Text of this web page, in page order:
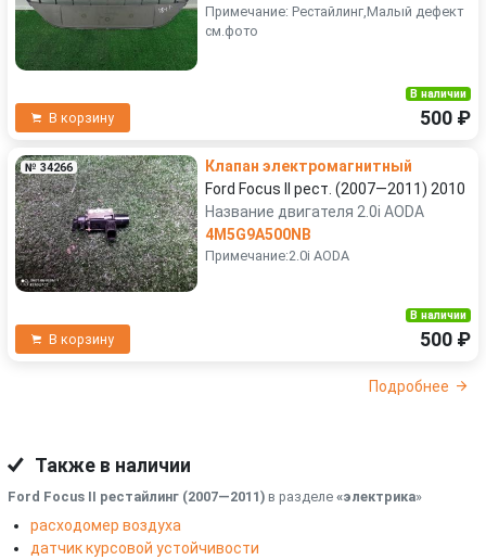
Примечание: Рестайлинг,Малый дефект
см.фото
В корзину
В наличии
500 ₽
№ 34266
Клапан электромагнитный
Ford Focus II рест. (2007—2011) 2010
Название двигателя 2.0i AODA
4M5G9A500NB
Примечание:2.0i AODA
В корзину
В наличии
500 ₽
Подробнее
Также в наличии
Ford Focus II рестайлинг (2007—2011) в разделе «электрика»
расходомер воздуха
датчик курсовой устойчивости